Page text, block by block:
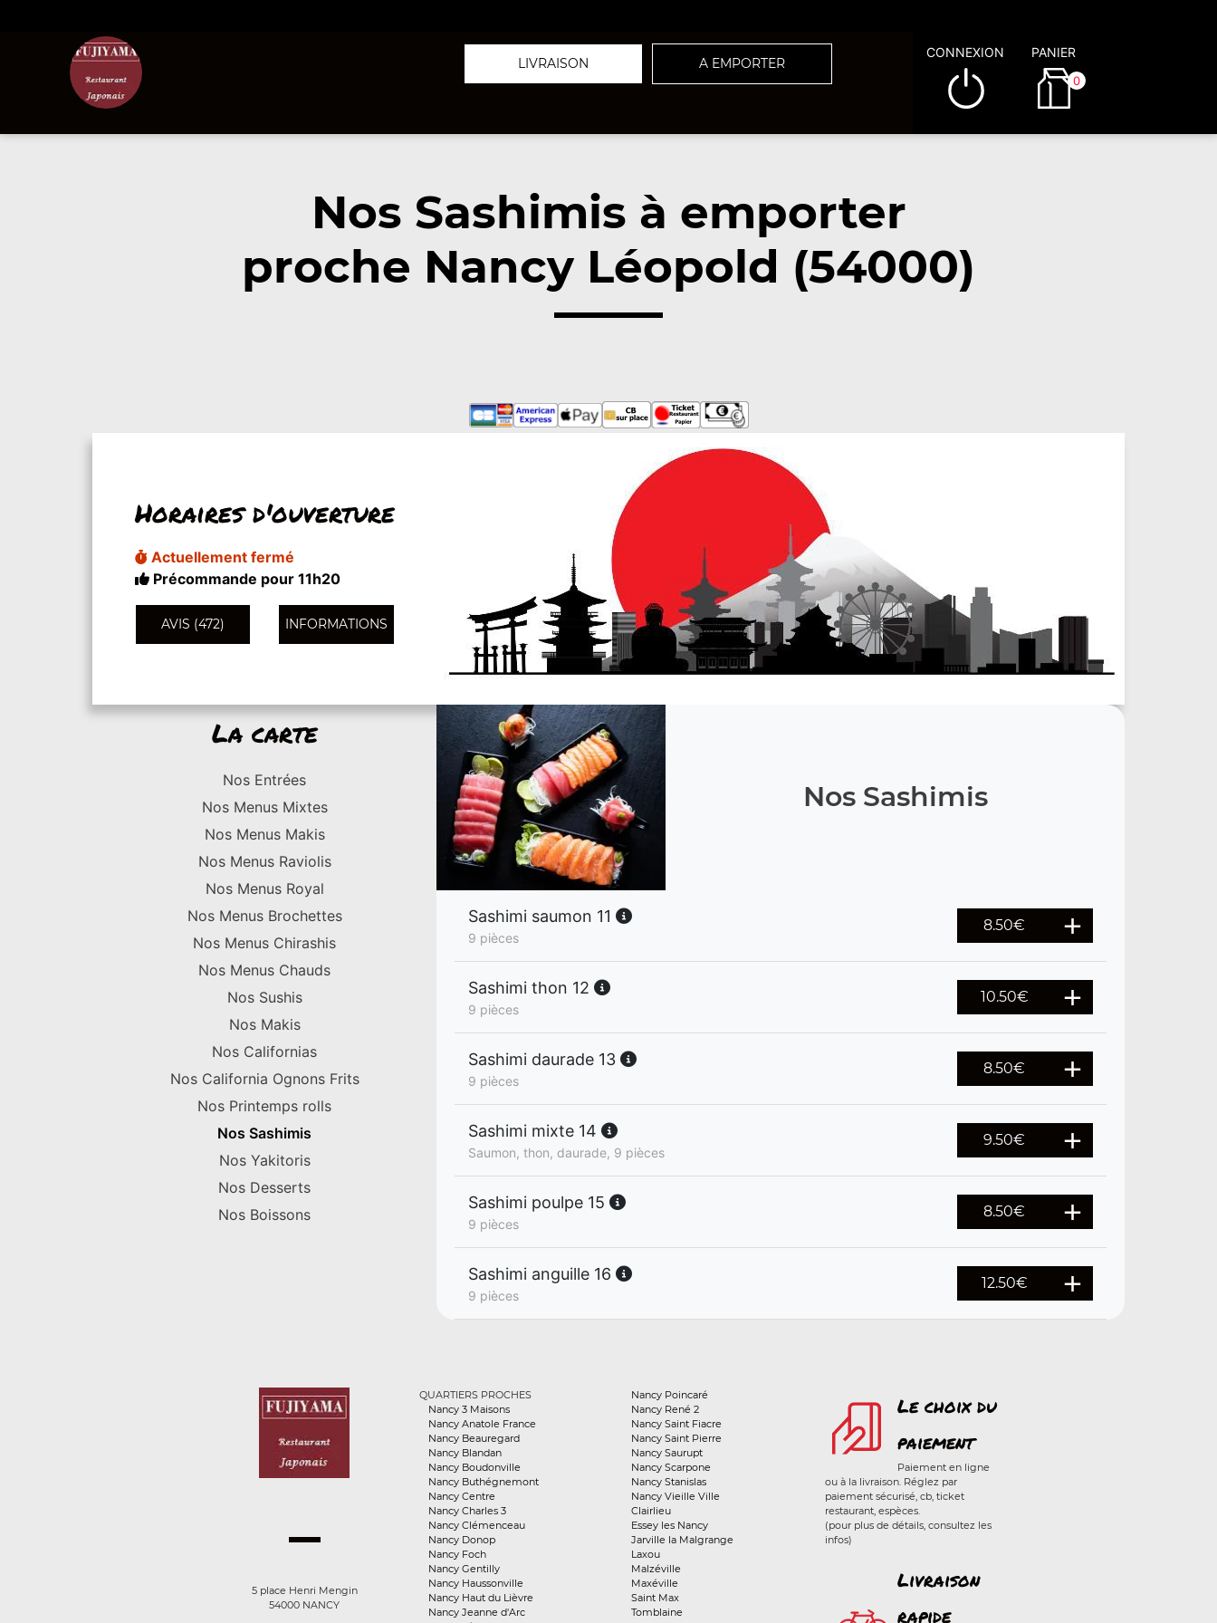
LIVRAISON A EMPORTER
CONNEXION PANIER
0
Nos Sashimis à emporter
proche Nancy Léopold (54000)
Horaires d'ouverture
Actuellement fermé
Précommande pour 11h20
AVIS (472) INFORMATIONS
La carte
Nos Entrées
Nos Menus Mixtes
Nos Menus Makis
Nos Menus Raviolis
Nos Menus Royal
Nos Menus Brochettes
Nos Menus Chirashis
Nos Menus Chauds
Nos Sushis
Nos Makis
Nos Californias
Nos California Ognons Frits
Nos Printemps rolls
Nos Sashimis
Nos Yakitoris
Nos Desserts
Nos Boissons
Nos Sashimis
Sashimi saumon 11
9 pièces
8.50€
Sashimi thon 12
9 pièces
10.50€
Sashimi daurade 13
9 pièces
8.50€
Sashimi mixte 14
Saumon, thon, daurade, 9 pièces
9.50€
Sashimi poulpe 15
9 pièces
8.50€
Sashimi anguille 16
9 pièces
12.50€
5 place Henri Mengin
54000 NANCY
QUARTIERS PROCHES
Nancy 3 Maisons
Nancy Anatole France
Nancy Beauregard
Nancy Blandan
Nancy Boudonville
Nancy Buthégnemont
Nancy Centre
Nancy Charles 3
Nancy Clémenceau
Nancy Donop
Nancy Foch
Nancy Gentilly
Nancy Haussonville
Nancy Haut du Lièvre
Nancy Jeanne d'Arc
Nancy Poincaré
Nancy René 2
Nancy Saint Fiacre
Nancy Saint Pierre
Nancy Saurupt
Nancy Scarpone
Nancy Stanislas
Nancy Vieille Ville
Clairlieu
Essey les Nancy
Jarville la Malgrange
Laxou
Malzéville
Maxéville
Saint Max
Tomblaine
Le choix du
paiement
Paiement en ligne
ou à la livraison. Réglez par
paiement sécurisé, cb, ticket
restaurant, espèces.
(pour plus de détails, consultez les
infos)
Livraison
rapide